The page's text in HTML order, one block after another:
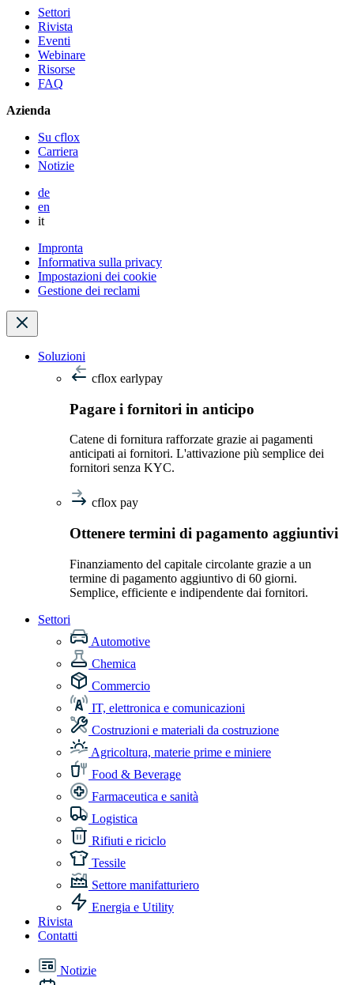
Settori
Rivista
Eventi
Webinare
Risorse
FAQ
Azienda
Su cflox
Carriera
Notizie
de
en
it
Impronta
Informativa sulla privacy
Impostazioni dei cookie
Gestione dei reclami
Soluzioni
cflox earlypay
Pagare i fornitori in anticipo
Catene di fornitura rafforzate grazie ai pagamenti
anticipati ai fornitori. L'attivazione più semplice dei
fornitori senza KYC.
cflox pay
Ottenere termini di pagamento aggiuntivi
Finanziamento del capitale circolante grazie a un
termine di pagamento aggiuntivo di 60 giorni.
Semplice, efficiente e indipendente dai fornitori.
Settori
Automotive
Chemica
Commercio
IT, elettronica e comunicazioni
Costruzioni e materiali da costruzione
Agricoltura, materie prime e miniere
Food & Beverage
Farmaceutica e sanità
Logistica
Rifiuti e riciclo
Tessile
Settore manifatturiero
Energia e Utility
Rivista
Contatti
Notizie